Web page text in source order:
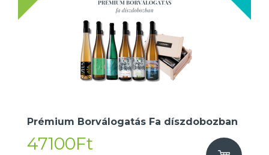
Prémium Borválogatás Fa díszdobozban
47100Ft